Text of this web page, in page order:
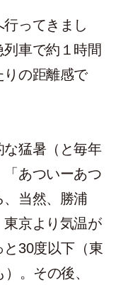
ってきまし
車で約１時間
りの距離感で
猛暑（と毎年
あついーあつ
当然、勝浦
京より気温が
30度以下（東
。その後、